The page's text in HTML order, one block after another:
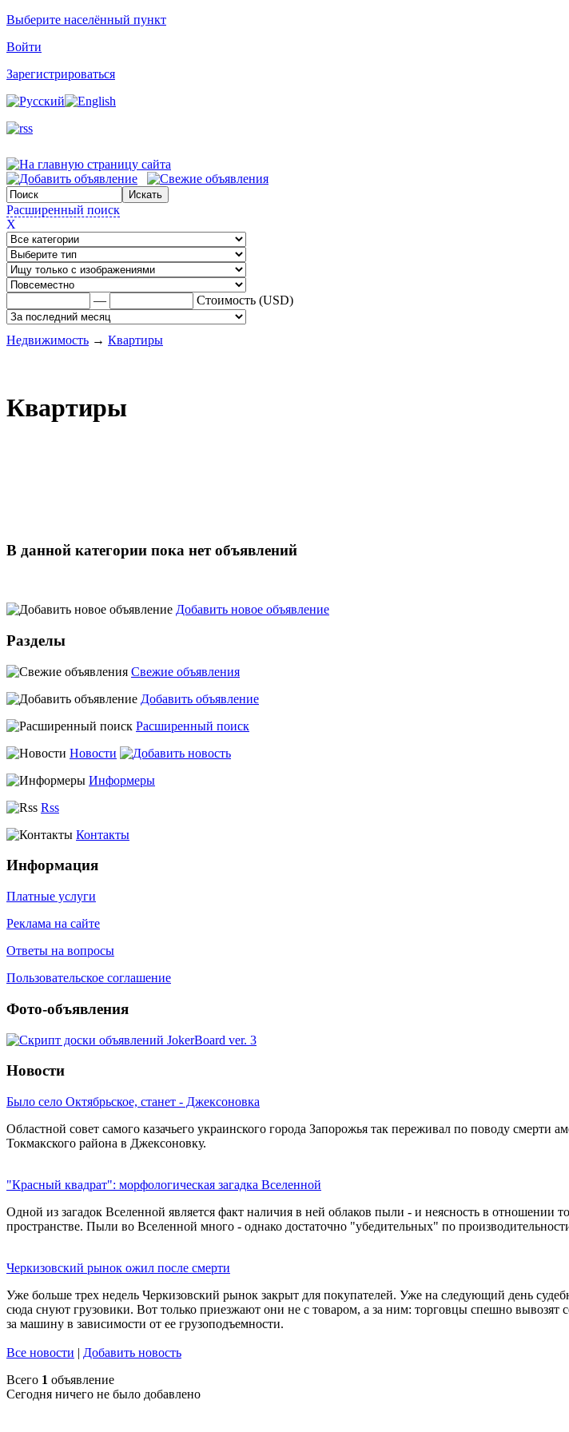
Выберите населённый пункт
Войти
Зарегистрироваться
Расширенный поиск
X
— Стоимость (USD)
Недвижимость → Квартиры
Квартиры
В данной категории пока нет объявлений
Добавить новое объявление
Разделы
Свежие объявления
Добавить объявление
Расширенный поиск
Новости
Информеры
Rss
Контакты
Информация
Платные услуги
Реклама на сайте
Ответы на вопросы
Пользовательское соглашение
Фото-объявления
Новости
Было село Октябрьское, станет - Джексоновка
Областной совет самого казачьего украинского города Запорожья так переживал по поводу
Токмакского района в Джексоновку.
"Красный квадрат": морфологическая загадка Вселенной
Одной из загадок Вселенной является факт наличия в ней облаков пыли - и неясность в отношении
пространстве. Пыли во Вселенной много - однако достаточно "убедительных" по
Черкизовский рынок ожил после смерти
Уже больше трех недель Черкизовский рынок закрыт для покупателей. Уже на следующий день
сюда снуют грузовики. Вот только приезжают они не с товаром, а за ним: торговцы спешно вывозят
за машину в зависимости от ее грузоподъемности.
Все новости | Добавить новость
Всего 1 объявление
Сегодня ничего не было добавлено